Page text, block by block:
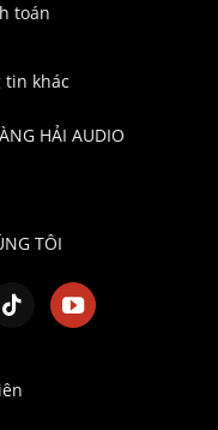
toán
tin khác
HẢI AUDIO
TÔI